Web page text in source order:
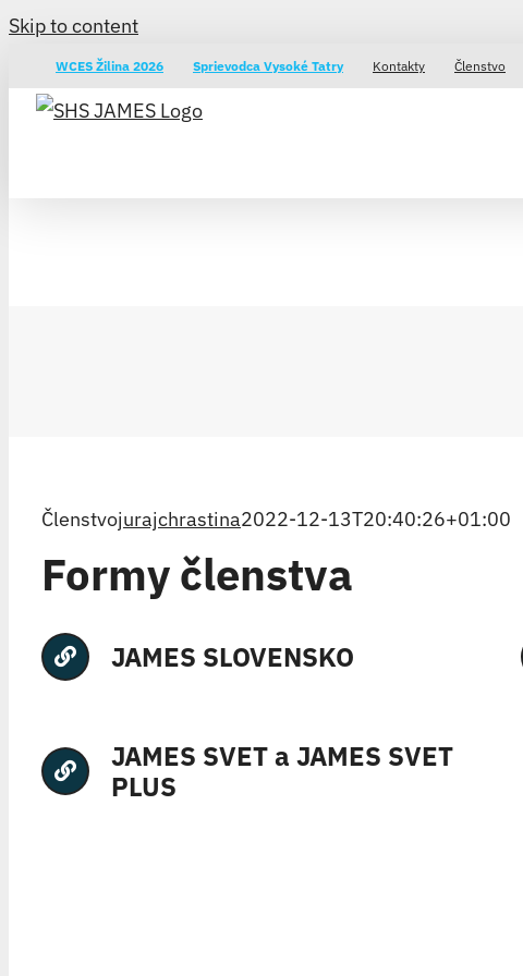
Skip to content
WCES Žilina 2026 Sprievodca Vysoké Tatry Kontakty Členstvo
Členstvojurajchrastina2022-12-13T20:40:26+01:00
Formy členstva
JAMES SLOVENSKO
JAMES SVET a JAMES SVET
PLUS